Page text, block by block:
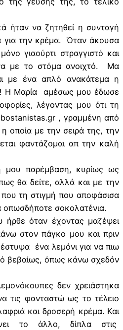
ήταν να ζητηθεί η συνταγή
για την κρέμα. Όταν άκουσα
γιαούρτι στραγγιστό και
με το στόμα ανοιχτό. Μα
με ένα απλό ανακάτεμα η
Η Μαρία αμέσως μου έδωσε
λέγοντας μου ότι τη
, γραμμένη από
οποία με την σειρά της, την
φαντάζομαι απ την καλή
μου παρέμβαση, κυρίως ως
θα δείτε, αλλά και με την
τη στιγμή που αποφάσισα
σοκολατένια.
ήρθε όταν έχοντας μαζέψει
στον πάγκο μου και πριν
ένα λεμόνι για να πιω
βεβαίως, όπως κάνω σχεδόν
δεν χρειάστηκα
τις φανταστώ ως το τέλειο
και δροσερή κρέμα. Και
το άλλο, δίπλα στις